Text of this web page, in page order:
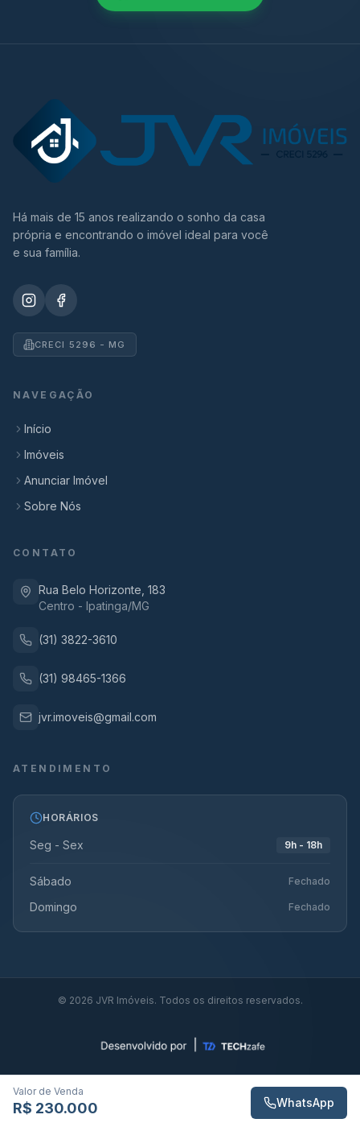
Valor de Venda
R$ 230.000 WhatsApp
Há mais de 15 anos realizando o sonho da casa
própria e encontrando o imóvel ideal para você
e sua família.
CRECI 5296 - MG
NAVEGAÇÃO
Início
Imóveis
Anunciar Imóvel
Sobre Nós
CONTATO
Rua Belo Horizonte, 183
Centro - Ipatinga/MG
(31) 3822-3610
(31) 98465-1366
jvr.imoveis@gmail.com
ATENDIMENTO
HORÁRIOS
Seg - Sex 9h - 18h
Sábado Fechado
Domingo Fechado
© 2026 JVR Imóveis. Todos os direitos reservados.